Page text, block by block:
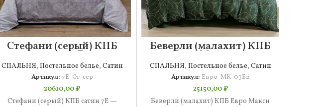
Стефани (серый) КПБ
сатин 7Е
СПАЛЬНЯ, Постельное белье, Сатин
Артикул: 7Е-Ст-сер
20610,00₽
Стефани (серый) КПБ сатин 7Е —
Беверли (малахит) КПБ
Евро Макси 2н
СПАЛЬНЯ, Постельное белье, Сатин
Артикул: Евро-МК-03Бв
25150,00₽
Беверли (малахит) КПБ Евро Макси